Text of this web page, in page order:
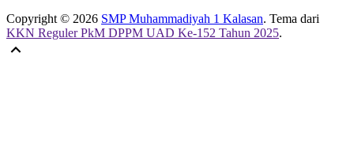
Copyright © 2026 SMP Muhammadiyah 1 Kalasan. Tema dari
KKN Reguler PkM DPPM UAD Ke-152 Tahun 2025.